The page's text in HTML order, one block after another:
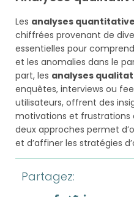
Les analyses
chiffrées provenant de
essentielles pour
et les anomalies dans le
part, les analyses
enquêtes, interviews ou
utilisateurs, offrent des
motivations et frustrations
deux approches permet
et d’affiner les stratégies
Partagez: